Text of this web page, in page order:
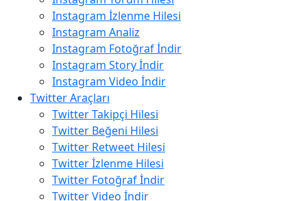
Instagram İzlenme Hilesi
Instagram Analiz
Instagram Fotoğraf İndir
Instagram Story İndir
Instagram Video İndir
Twitter Araçları
Twitter Takipçi Hilesi
Twitter Beğeni Hilesi
Twitter Retweet Hilesi
Twitter İzlenme Hilesi
Twitter Fotoğraf İndir
Twitter Video İndir